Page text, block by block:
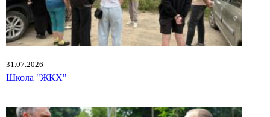
31.07.2026
Школа "ЖКХ"